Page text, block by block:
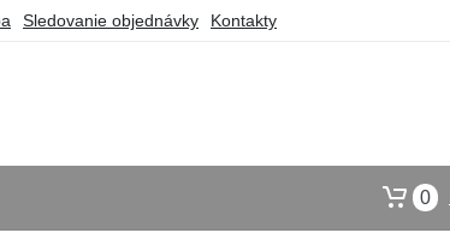
Sledovanie objednávky Kontakty
0